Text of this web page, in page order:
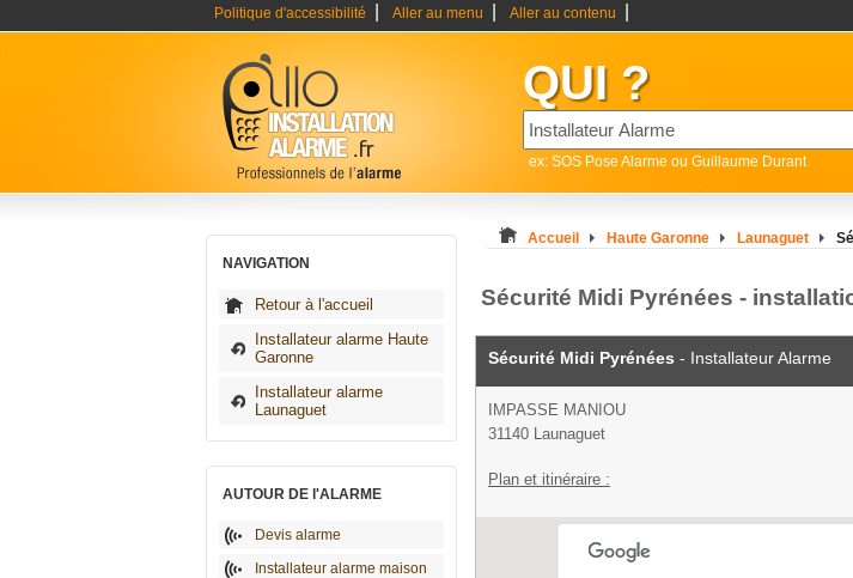
Politique d'accessibilité Aller au menu Aller au contenu
QUI ?
ex: SOS Pose Alarme ou Guillaume Durant
NAVIGATION
Retour à l'accueil
Installateur alarme Haute
Garonne
Installateur alarme
Launaguet
AUTOUR DE l'ALARME
Devis alarme
Installateur alarme maison
Accueil Haute Garonne Launaguet
Sécurité Midi Pyrénées -
Sécurité Midi Pyrénées - Installateur Alarme
IMPASSE MANIOU
31140 Launaguet
Plan et itinéraire :